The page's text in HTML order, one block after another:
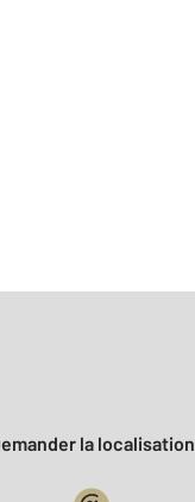
Demander la localisation